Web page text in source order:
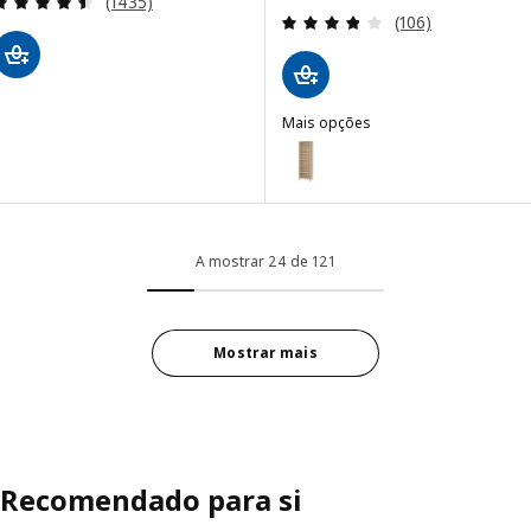
Avaliação: 3.8
(106)
Mais opções
BESTÅ
Opção: BESTÅ, Unidade de
A mostrar 24 de 121
Mostrar mais
Recomendado para si